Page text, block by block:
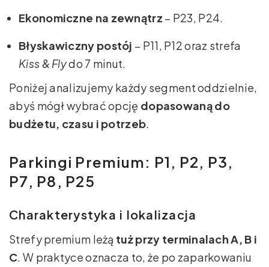
Ekonomiczne na zewnątrz – P23, P24.
Błyskawiczny postój – P11, P12 oraz strefa
Kiss & Flydo 7 minut.
Poniżej analizujemy każdy segment oddzielnie,
abyś mógł wybrać opcję dopasowaną do
budżetu, czasu i potrzeb.
Parkingi Premium: P1, P2, P3,
P7, P8, P25
Charakterystyka i lokalizacja
Strefy premium leżą tuż przy terminalach A, B i
C. W praktyce oznacza to, że po zaparkowaniu